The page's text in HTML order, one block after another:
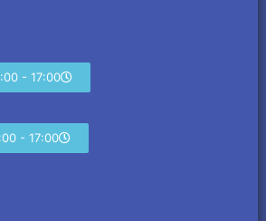
- 17:00
- 17:00